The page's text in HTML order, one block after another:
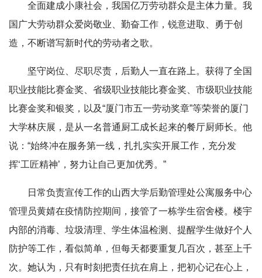
全面建成小康社会，我国亿万劳动群众是主体力量。我
国广大劳动群众爱岗敬业、勤奋工作，锐意进取、勇于创
造，不断谱写新时代的劳动者之歌。
坚守岗位、尽职尽责，后勤人一直在路上。获得了全国
职业技能比赛金奖、省级职业技能比赛金奖、市级职业技能
比赛金奖和银奖，以及“厦门市五一劳动奖章”等荣誉的厦门
大学林庆展，是从一名普通厨工成长起来的餐厅厨师长。他
说：“始终冲在服务第一线，扎扎实实开展工作，充分发
挥‘工匠精神’，努力让自己更加优秀。”
日常负责宣传工作的山西大学后勤管理处公寓服务中心
管理员黄婧在疫情防控期间，接管了一栋学生宿舍楼。楼宇
内部的消毒、垃圾清理、学生体温检测、提醒学生做好个人
防护等工作，看似简单，但每天都要重复几百次，甚至上千
次。她认为，只有时刻把责任抗在肩上，把初心记在心上，